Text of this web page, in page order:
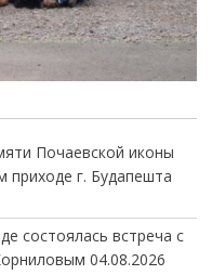
Почаевской иконы
г. Будапешта
состоялась встреча с
04.08.2026